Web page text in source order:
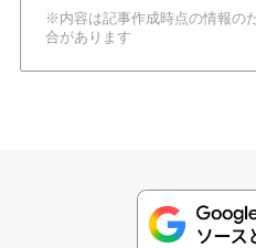
※内容は記事作成時点の情報の
合があります